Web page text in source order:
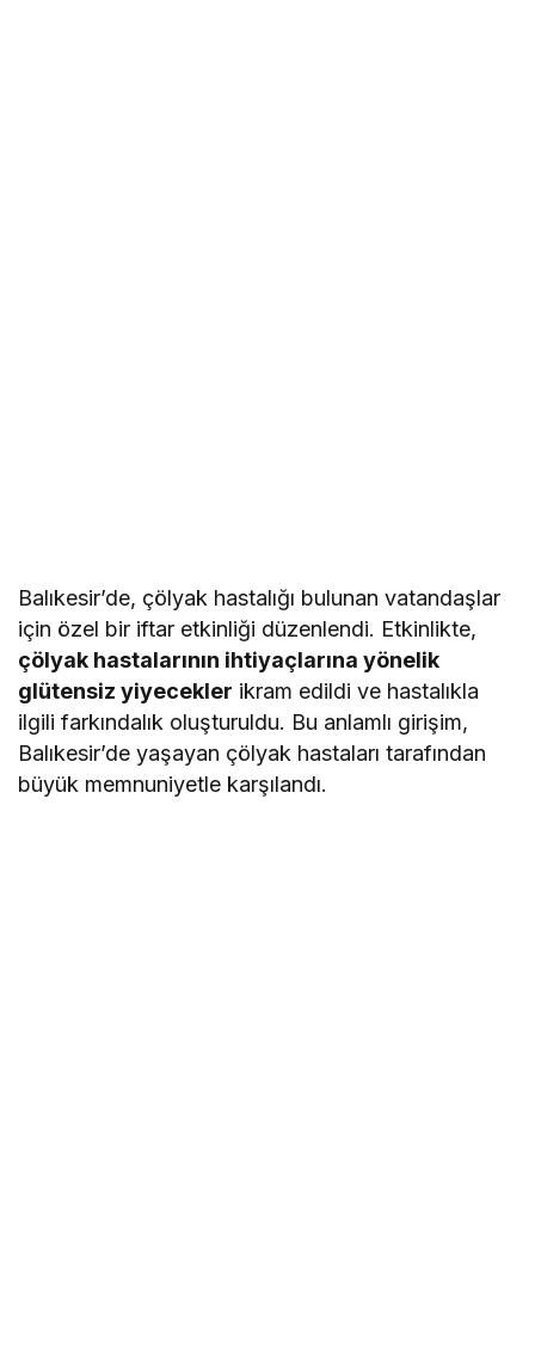
Balıkesir’de, çölyak hastalığı bulunan vatandaşlar
için özel bir iftar etkinliği düzenlendi. Etkinlikte,
çölyak hastalarının ihtiyaçlarına yönelik
glütensiz yiyecekler ikram edildi ve hastalıkla
ilgili farkındalık oluşturuldu. Bu anlamlı girişim,
Balıkesir’de yaşayan çölyak hastaları tarafından
büyük memnuniyetle karşılandı.